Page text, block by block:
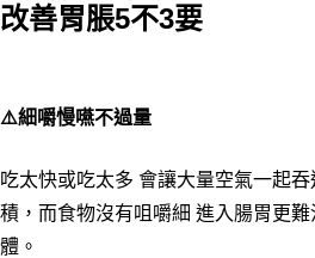
改善胃脹5不3要
⚠️細嚼慢嚥不過量
吃太快或吃太多 會讓大量空氣一起
積，而食物沒有咀嚼細 進入腸胃更
體。